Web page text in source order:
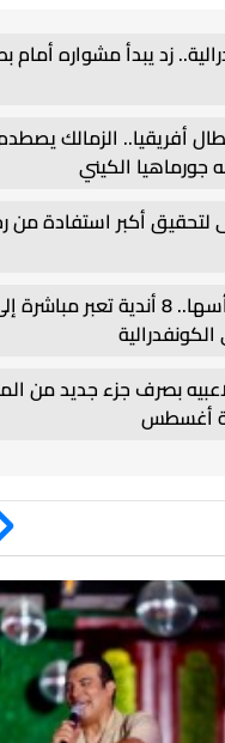
زد يبدأ مشواره أمام
أفريقيا.. الزمالك
جورماهيا الكيني
أكبر استفادة من
الأهلي على رأسها.. 8 أندية تعبر
بصرف جزء جديد من
أغسطس